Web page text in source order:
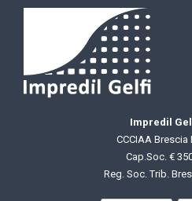
Impredil
CCCIAA Brescia
Cap.Soc. €
Reg. Soc. Trib.